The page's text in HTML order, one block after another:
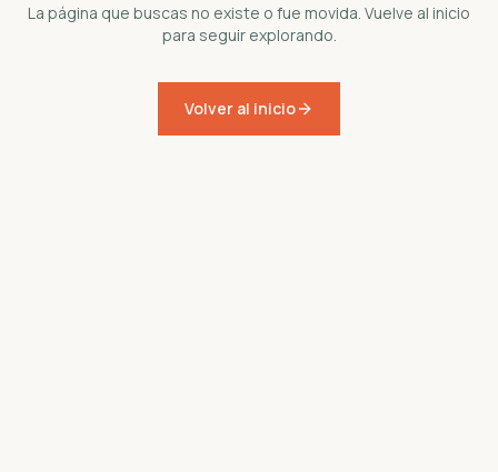
La página que buscas no existe o fue movida. Vuelve al inicio
para seguir explorando.
Volver al inicio